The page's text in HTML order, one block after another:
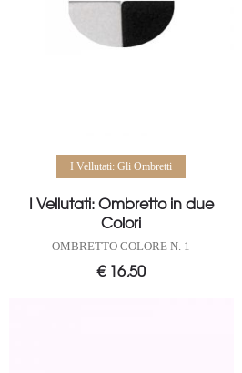
Aggiungi al carrello
I Vellutati: Gli Ombretti
I Vellutati: Ombretto in due
Colori
OMBRETTO COLORE N. 1
€16,50